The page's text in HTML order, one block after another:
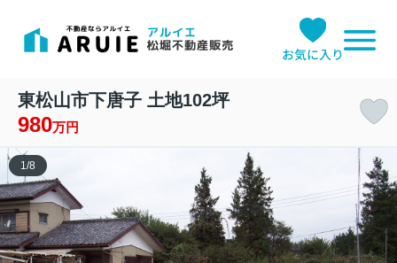
お気に入り
東松山市下唐子 土地102坪
980万円
1/8